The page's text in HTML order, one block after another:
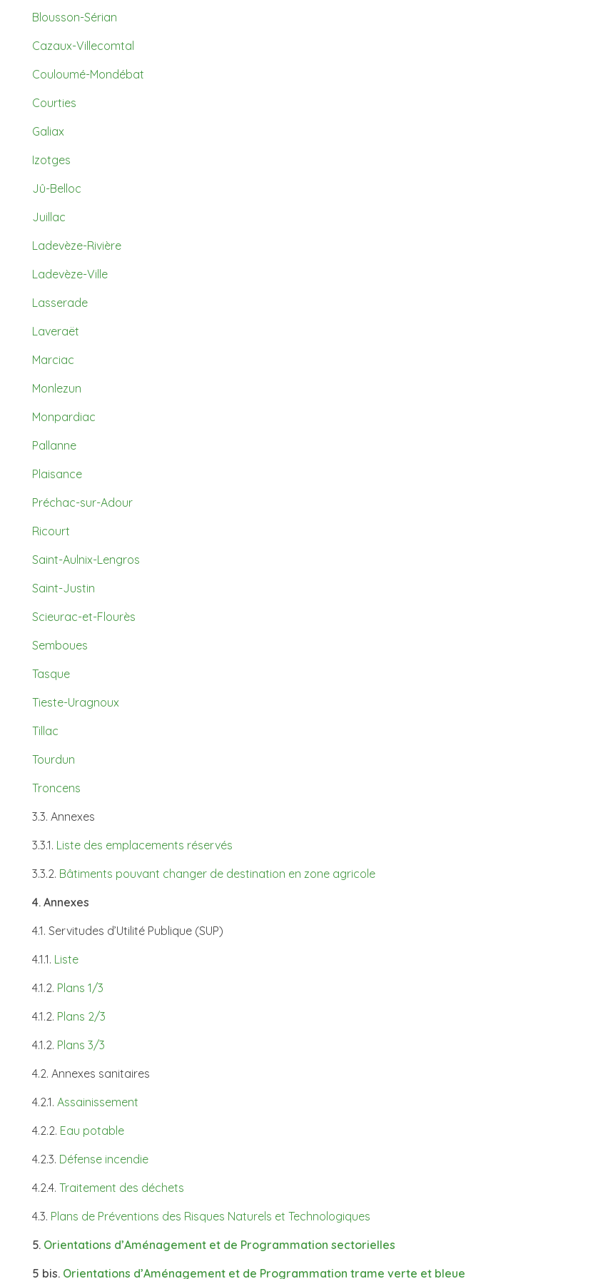
Blousson-Sérian
Cazaux-Villecomtal
Couloumé-Mondébat
Courties
Galiax
Izotges
Jû-Belloc
Juillac
Ladevèze-Rivière
Ladevèze-Ville
Lasserade
Laveraët
Marciac
Monlezun
Monpardiac
Pallanne
Plaisance
Préchac-sur-Adour
Ricourt
Saint-Aulnix-Lengros
Saint-Justin
Scieurac-et-Flourès
Semboues
Tasque
Tieste-Uragnoux
Tillac
Tourdun
Troncens
3.3. Annexes
3.3.1. Liste des emplacements réservés
3.3.2. Bâtiments pouvant changer de destination en zone agricole
4. Annexes
4.1. Servitudes d’Utilité Publique (SUP)
4.1.1. Liste
4.1.2. Plans 1/3
4.1.2. Plans 2/3
4.1.2. Plans 3/3
4.2. Annexes sanitaires
4.2.1. Assainissement
4.2.2. Eau potable
4.2.3. Défense incendie
4.2.4. Traitement des déchets
4.3. Plans de Préventions des Risques Naturels et Technologiques
5. Orientations d’Aménagement et de Programmation sectorielles
5 bis. Orientations d’Aménagement et de Programmation trame verte et bleue